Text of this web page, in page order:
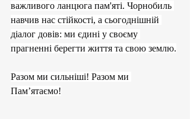
важливого ланцюга пам'яті. Чорнобиль
навчив нас стійкості, а сьогоднішній
діалог довів: ми єдині у своєму
прагненні берегти життя та свою землю.
Разом ми сильніші! Разом ми
Пам’ятаємо!